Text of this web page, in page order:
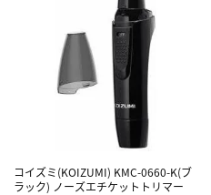
コイズミ(KOIZUMI) KMC-0660-K(ブ
ラック) ノーズエチケットトリマー